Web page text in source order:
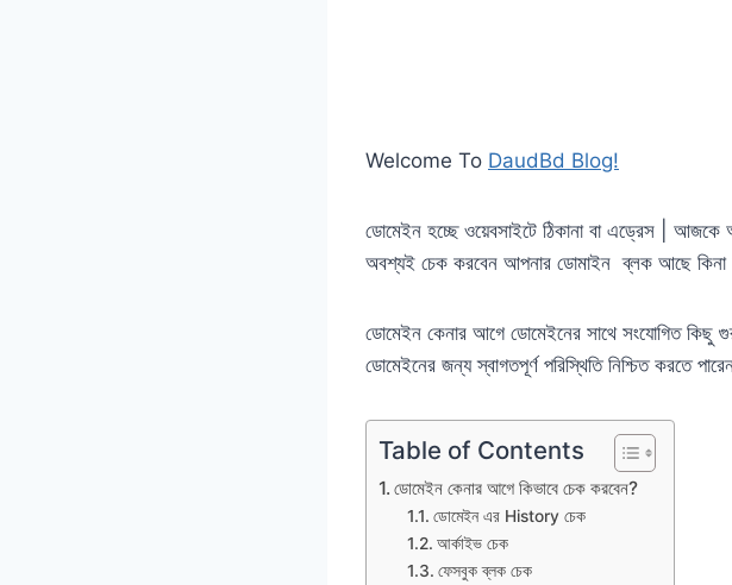
Welcome To DaudBd Blog!
ডোমেইন হচ্ছে ওয়েবসাইটে ঠিকানা বা এড্রেস |
অবশ্যই চেক করবেন আপনার ডোমাইন ব্লক আছে কিনা
ডোমেইন কেনার আগে ডোমেইনের সাথে সংযোগিত কিছু
ডোমেইনের জন্য স্বাগতপূর্ণ পরিস্থিতি নিশ্চিত করতে
Table of Contents
ডোমেইন কেনার আগে কিভাবে চেক করবেন?
ডোমেইন এর History চেক
আর্কাইভ চেক
ফেসবুক ব্লক চেক